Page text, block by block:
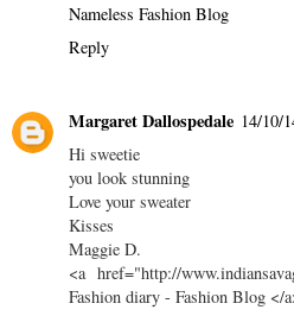
Nameless Fashion Blog
Reply
Margaret Dallospedale 14/10/
Hi sweetie
you look stunning
Love your sweater
Kisses
Maggie D.
<a href="http://
Fashion diary - Fashion Blog </